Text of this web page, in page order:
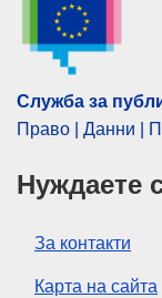
Служба за
Право | Данни |
Нуждаете
За контакти
Карта на сайта